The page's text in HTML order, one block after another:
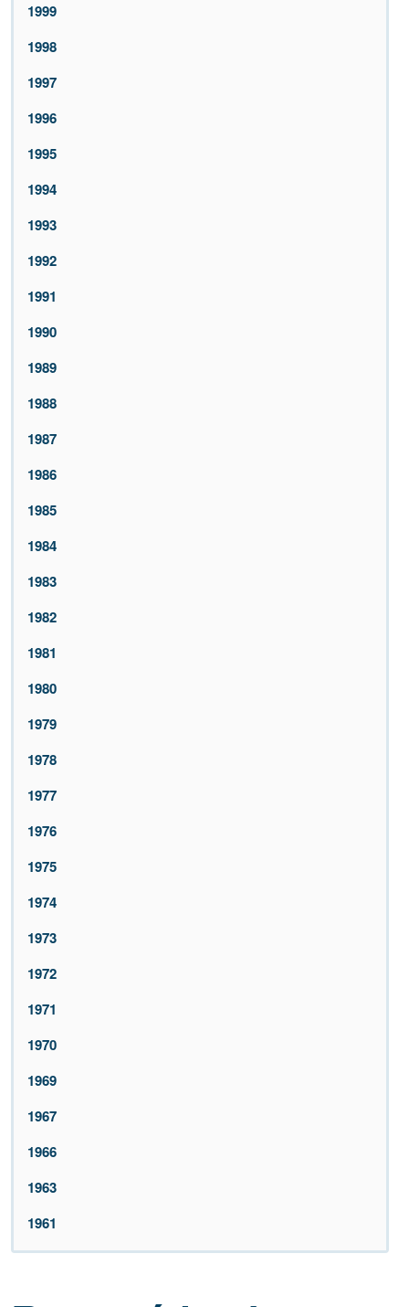
1999
1998
1997
1996
1995
1994
1993
1992
1991
1990
1989
1988
1987
1986
1985
1984
1983
1982
1981
1980
1979
1978
1977
1976
1975
1974
1973
1972
1971
1970
1969
1967
1966
1963
1961